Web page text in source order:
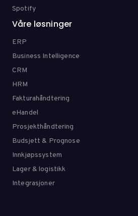
Spotify
Våre løsninger
ERP
Business Intelligence
CRM
HRM
Fakturahåndtering
eHandel
Prosjekthåndtering
Budsjett & Prognose
Innkjøpssystem
Lager & logistikk
Integrasjoner